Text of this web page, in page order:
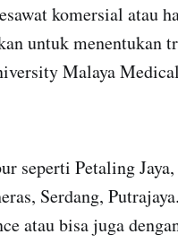
komersial atau
untuk menentukan
Malaya
seperti Petaling
Serdang,
atau bisa juga